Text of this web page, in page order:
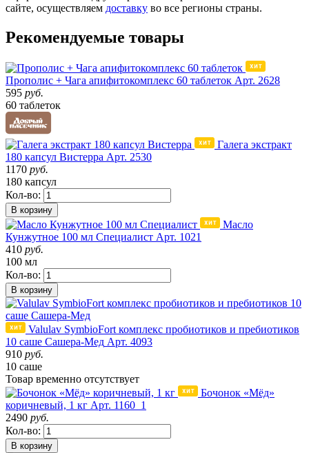
сайте, осуществляем доставку во все регионы страны.
Рекомендуемые товары
Прополис + Чага апифитокомплекс 60 таблеток Арт. 2628
595 руб.
60 таблеток
Галега экстракт
180 капсул Вистерра Арт. 2530
1170 руб.
180 капсул
Кол-во:
В корзину
Масло
Кунжутное 100 мл Специалист Арт. 1021
410 руб.
100 мл
Кол-во:
В корзину
Valulav SymbioFort комплекс пробиотиков и пребиотиков
10 саше Сашера-Мед Арт. 4093
910 руб.
10 саше
Товар временно отсутствует
Бочонок «Мёд»
коричневый, 1 кг Арт. 1160_1
2490 руб.
Кол-во:
В корзину